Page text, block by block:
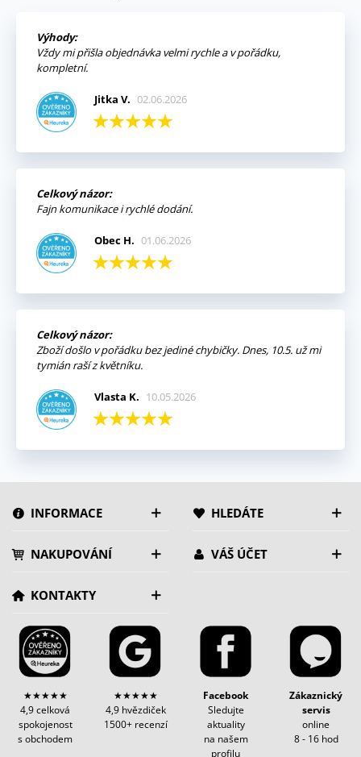
Výhody:
Vždy mi přišla objednávka velmi rychle a v pořádku,
kompletní.
Jitka V. 02.06.2026
Celkový názor:
Fajn komunikace i rychlé dodání.
Obec H. 01.06.2026
Celkový názor:
Zboží došlo v pořádku bez jediné chybičky. Dnes, 10.5. už mi
tymián raší z květníku.
Vlasta K. 10.05.2026
INFORMACE HLEDÁTE
NAKUPOVÁNÍ VÁŠ ÚČET
KONTAKTY
★★★★★
4,9 celková
spokojenost
s obchodem
★★★★★
4,9 hvězdiček
1500+ recenzí
Facebook
Sledujte
aktuality
na našem
profilu
Zákaznický
servis
online
8 - 16 hod